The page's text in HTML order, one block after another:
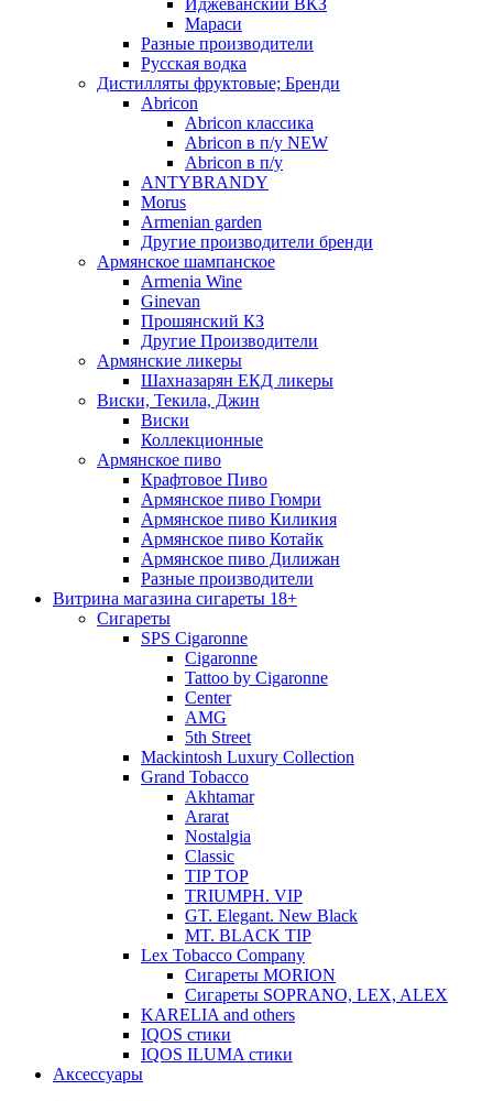
Иджеванский ВКЗ
Мараси
Разные производители
Русская водка
Дистилляты фруктовые; Бренди
Abricon
Abricon классика
Abricon в п/у NEW
Abricon в п/у
ANTYBRANDY
Morus
Armenian garden
Другие производители бренди
Армянское шампанское
Armenia Wine
Ginevan
Прошянский КЗ
Другие Производители
Армянские ликеры
Шахназарян ЕКД ликеры
Виски, Текила, Джин
Виски
Коллекционные
Армянское пиво
Крафтовое Пиво
Армянское пиво Гюмри
Армянское пиво Киликия
Армянское пиво Котайк
Армянское пиво Дилижан
Разные производители
Витрина магазина сигареты 18+
Cигареты
SPS Cigaronne
Сigaronne
Tattoo by Cigaronne
Center
AMG
5th Street
Mackintosh Luxury Collection
Grand Tobacco
Akhtamar
Ararat
Nostalgia
Classic
TIP TOP
TRIUMPH. VIP
GT. Elegant. New Black
MT. BLACK TIP
Lex Tobacco Company
Сигареты MORION
Сигареты SOPRANO, LEX, ALEX
KARELIA and others
IQOS стики
IQOS ILUMA стики
Аксессуары